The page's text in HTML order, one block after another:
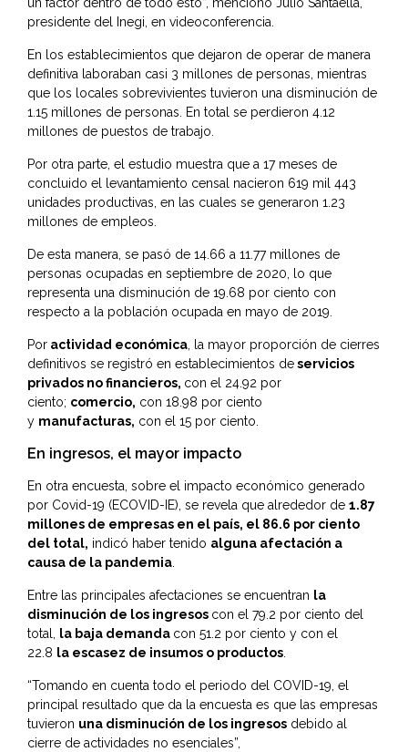
un factor dentro de todo esto”, mencionó Julio Santaella,
presidente del Inegi, en videoconferencia.
En los establecimientos que dejaron de operar de manera
definitiva laboraban casi 3 millones de personas, mientras
que los locales sobrevivientes tuvieron una disminución de
1.15 millones de personas. En total se perdieron 4.12
millones de puestos de trabajo.
Por otra parte, el estudio muestra que a 17 meses de
concluido el levantamiento censal nacieron 619 mil 443
unidades productivas, en las cuales se generaron 1.23
millones de empleos.
De esta manera, se pasó de 14.66 a 11.77 millones de
personas ocupadas en septiembre de 2020, lo que
representa una disminución de 19.68 por ciento con
respecto a la población ocupada en mayo de 2019.
Por actividad económica, la mayor proporción de cierres
definitivos se registró en establecimientos deservicios
privados no financieros, con el 24.92 por
ciento; comercio, con 18.98 por ciento
y manufacturas, con el 15 por ciento.
En ingresos, el mayor impacto
En otra encuesta, sobre el impacto económico generado
por Covid-19 (ECOVID-IE), se revela que alrededor de 1.87
millones de empresas en el país, el 86.6 por ciento
del total, indicó haber tenido alguna afectación a
causa de la pandemia.
Entre las principales afectaciones se encuentran la
disminución de los ingresos con el 79.2 por ciento del
total, la baja demanda con 51.2 por ciento y con el
22.8 la escasez de insumos o productos.
“Tomando en cuenta todo el periodo del COVID-19, el
principal resultado que da la encuesta es que las empresas
tuvieron una disminución de los ingresos debido al
cierre de actividades no esenciales”,